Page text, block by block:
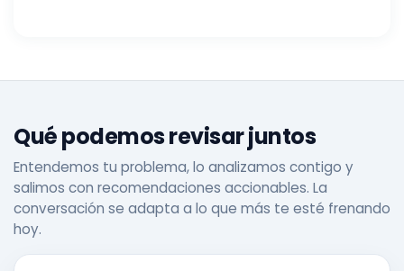
Qué podemos revisar juntos
Entendemos tu problema, lo analizamos contigo y
salimos con recomendaciones accionables. La
conversación se adapta a lo que más te esté frenando
hoy.